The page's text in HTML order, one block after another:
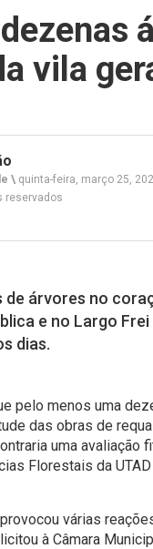
vila
\ quinta-feira, março 25,
reservados
de árvores no
e no Largo
dias.
pelo menos uma
das obras de
uma avaliação
Florestais da
várias
à Câmara